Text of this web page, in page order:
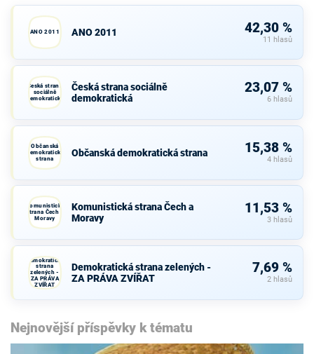
ANO 2011 ANO 2011 42,30 %
11 hlasů
Česká strana
sociálně
demokratická
Česká strana sociálně
demokratická
23,07 %
6 hlasů
Občanská
demokratická
strana
Občanská demokratická strana 15,38 %
4 hlasů
Komunistická
strana Čech a
Moravy
Komunistická strana Čech a
Moravy
11,53 %
3 hlasů
Demokratická
strana
zelených -
ZA PRÁVA
ZVÍŘAT
Demokratická strana zelených -
ZA PRÁVA ZVÍŘAT
7,69 %
2 hlasů
Nejnovější příspěvky k tématu